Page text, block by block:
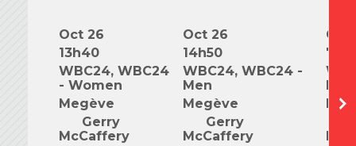
Oct 26
13h40
WBC24, WBC24
- Women
Megève
Gerry
McCaffery
Oct 26
14h50
WBC24, WBC24 -
Men
Megève
Gerry
McCaffery
Oct